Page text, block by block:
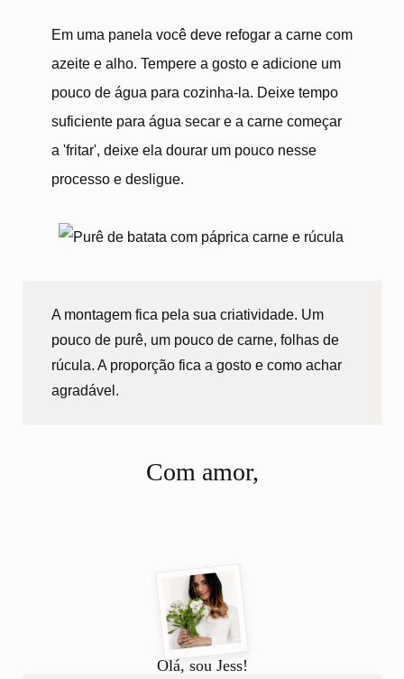
Em uma panela você deve refogar a carne com
azeite e alho. Tempere a gosto e adicione um
pouco de água para cozinha-la. Deixe tempo
suficiente para água secar e a carne começar
a 'fritar', deixe ela dourar um pouco nesse
processo e desligue.
A montagem fica pela sua criatividade. Um
pouco de purê, um pouco de carne, folhas de
rúcula. A proporção fica a gosto e como achar
agradável.
Com amor,
Olá, sou Jess!